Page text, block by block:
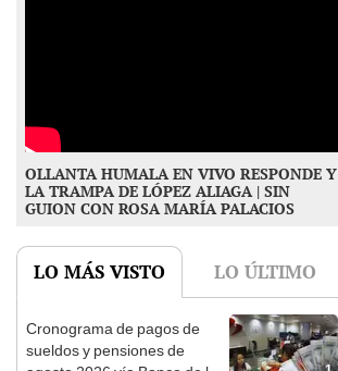
OLLANTA HUMALA EN VIVO RESPONDE Y
LA TRAMPA DE LÓPEZ ALIAGA | SIN
GUION CON ROSA MARÍA PALACIOS
LO MÁS VISTO LO ÚLTIMO
Cronograma de pagos de
sueldos y pensiones de